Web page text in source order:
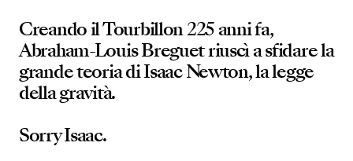
Creando il Tourbillon 225 anni fa,
Abraham-Louis Breguet riuscì a sfidare la
grande teoria di Isaac Newton, la legge
della gravità.
Sorry Isaac.